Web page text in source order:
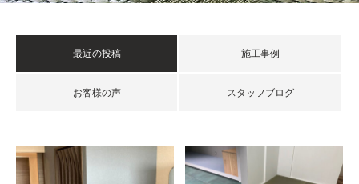
最近の投稿 施工事例
お客様の声 スタッフブログ